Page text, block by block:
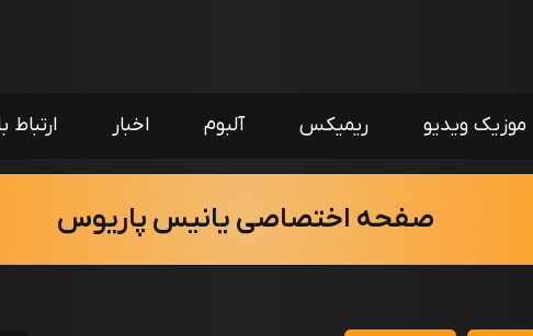
موزیک ویدیو ریمیکس آلبوم اخبار ارتباط
صفحه اختصاصی یانیس پاریوس